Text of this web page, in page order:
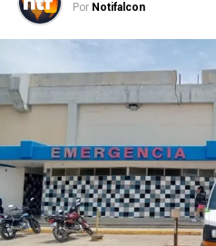
Por Notifalcon